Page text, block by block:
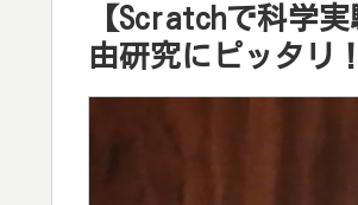
【Scratchで科学
由研究にピッタリ！